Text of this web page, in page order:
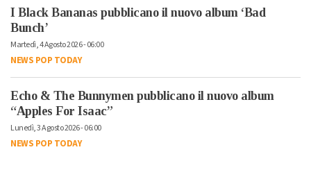
I Black Bananas pubblicano il nuovo album ‘Bad
Bunch’
Martedì, 4 Agosto 2026 - 06:00
NEWS POP TODAY
Echo & The Bunnymen pubblicano il nuovo album
“Apples For Isaac”
Lunedì, 3 Agosto 2026 - 06:00
NEWS POP TODAY